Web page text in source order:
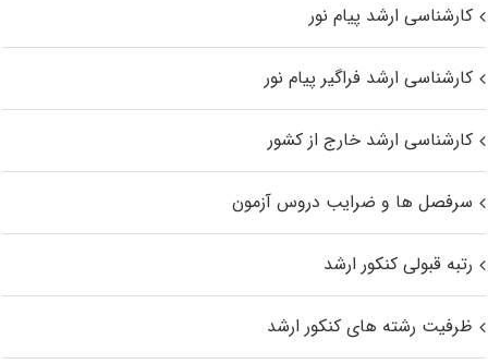
کارشناسی ارشد پیام نور
کارشناسی ارشد فراگیر پیام نور
کارشناسی ارشد خارج از کشور
سرفصل ها و ضرایب دروس آزمون
رتبه قبولی کنکور ارشد
ظرفیت رشته های کنکور ارشد